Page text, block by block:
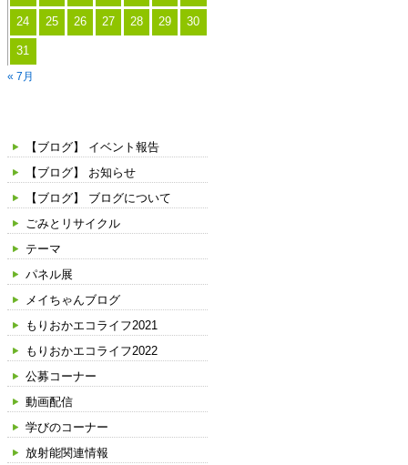
24 25 26 27 28 29 30
31
« 7月
【ブログ】 イベント報告
【ブログ】 お知らせ
【ブログ】 ブログについて
ごみとリサイクル
テーマ
パネル展
メイちゃんブログ
もりおかエコライフ2021
もりおかエコライフ2022
公募コーナー
動画配信
学びのコーナー
放射能関連情報